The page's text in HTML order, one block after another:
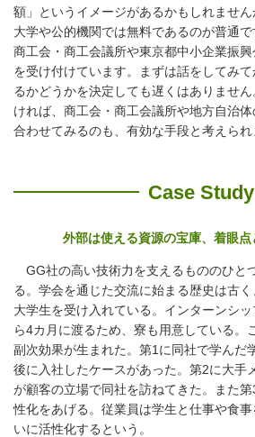
額」というイメージがあるかもしれません
大学や公的機関では無料であるのが普通
商工会・商工会議所や東京都中小企業振
を受け付けています。まずは話をしてみ
るかどうかを決定しても遅くはありませ
ければ、商工会・商工会議所や地方自治
合わせてみるのも、有効な手段と考えられ
Case Study
外部は使える資源の宝庫、着眼
GG社の高い技術力を支えるもののひと
る。学会を通じた交流に始まる歴史は古
大学生を受け入れている。インターンシ
ら4カ月に渡るため、寮も用意している。
副次効果が生まれた。第1に同社で学んだ
後に入社したケースがあった。第2に大手
が顧客の立場で同社を訪ねてきた。また
性化をあげる。従業員は学生と仕事や食
いに活性化するという。